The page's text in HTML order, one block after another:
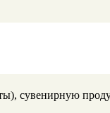
сувенирную